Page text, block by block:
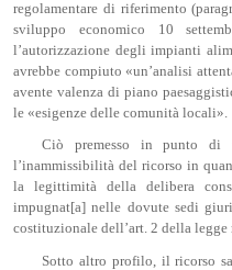
regolamentare di riferimento
sviluppo economico 10
l’autorizzazione degli impianti
avrebbe compiuto «un’analisi
avente valenza di piano
le «esigenze delle comunità locali».
Ciò premesso in punto di
l’inammissibilità del ricorso in
la legittimità della delibera
impugnat[a] nelle dovute sedi
costituzionale dell’art. 2 della legge
Sotto altro profilo, il ricorso